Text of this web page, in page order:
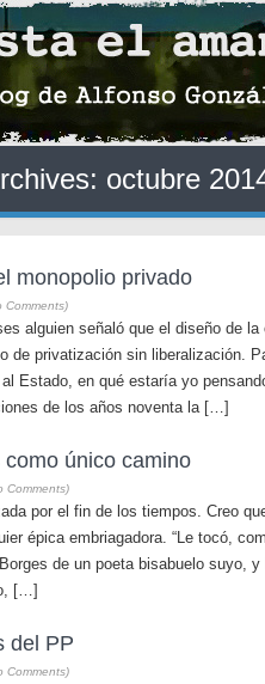
octubre
monopolio privado
Comments)
alguien señaló que el diseño de
de privatización sin liberalización.
Estado, en qué estaría yo
de los años noventa la […]
único camino
Comments)
por el fin de los tiempos. Creo
épica embriagadora. “Le tocó,
de un poeta bisabuelo suyo,
[…]
del PP
Comments)